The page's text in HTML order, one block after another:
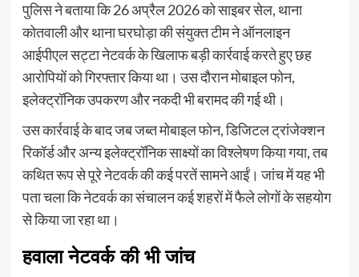
पुलिस ने बताया कि 26 अप्रैल 2026 को साइबर सेल, थाना
कोतवाली और थाना घरघोड़ा की संयुक्त टीम ने ऑनलाइन
आईपीएल सट्टा नेटवर्क के खिलाफ बड़ी कार्रवाई करते हुए छह
आरोपियों को गिरफ्तार किया था। उस दौरान मोबाइल फोन,
इलेक्ट्रॉनिक उपकरण और नकदी भी बरामद की गई थी।
उस कार्रवाई के बाद जब जब्त मोबाइल फोन, डिजिटल ट्रांजेक्शन
रिकॉर्ड और अन्य इलेक्ट्रॉनिक साक्ष्यों का विश्लेषण किया गया, तब
कथित रूप से पूरे नेटवर्क की कई परतें सामने आईं। जांच में यह भी
पता चला कि नेटवर्क का संचालन कई शहरों में फैले लोगों के सहयोग
से किया जा रहा था।
हवाला नेटवर्क की भी जांच